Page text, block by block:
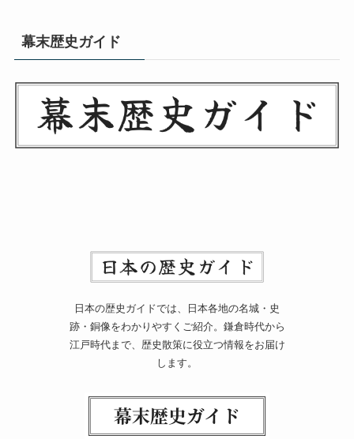
幕末歴史ガイド
日本の歴史ガイドでは、日本各地の名城・史
跡・銅像をわかりやすくご紹介。鎌倉時代から
江戸時代まで、歴史散策に役立つ情報をお届け
します。